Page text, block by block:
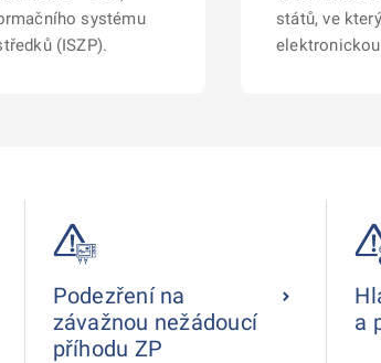
systému
(ISZP).
států, ve
Podezření na
závažnou nežádoucí
příhodu ZP
a